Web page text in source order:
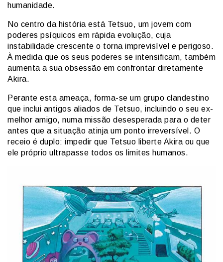
humanidade.
No centro da história está Tetsuo, um jovem com
poderes psíquicos em rápida evolução, cuja
instabilidade crescente o torna imprevisível e perigoso.
À medida que os seus poderes se intensificam, também
aumenta a sua obsessão em confrontar diretamente
Akira.
Perante esta ameaça, forma-se um grupo clandestino
que inclui antigos aliados de Tetsuo, incluindo o seu ex-
melhor amigo, numa missão desesperada para o deter
antes que a situação atinja um ponto irreversível. O
receio é duplo: impedir que Tetsuo liberte Akira ou que
ele próprio ultrapasse todos os limites humanos.